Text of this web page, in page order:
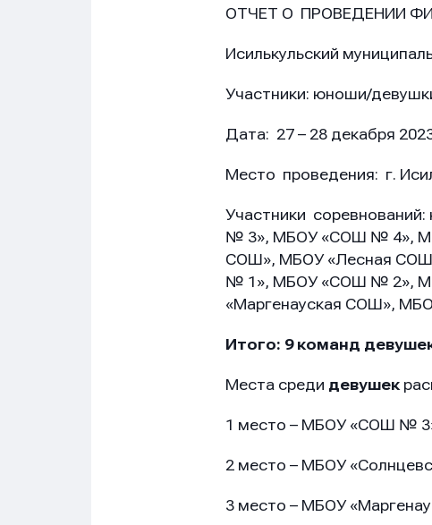
ОТЧЕТ О ПРОВЕДЕНИИ
Исилькульский
Участники: юноши/
Дата: 27 – 28 декабря
Место проведения: г.
Участники
№ 3», МБОУ «СОШ № 4»,
СОШ», МБОУ «Лесная
№ 1», МБОУ «СОШ № 2»,
«Маргенауская СОШ»,
Итого: 9 команд
Места среди девушек
1 место – МБОУ «СОШ №
2 место – МБОУ
3 место – МБОУ